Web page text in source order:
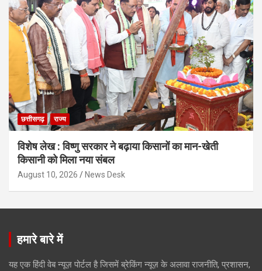
छत्तीसगढ़ राज्य
विशेष लेख : विष्णु सरकार ने बढ़ाया किसानों का मान-खेती
किसानी को मिला नया संबल
August 10, 2026 News Desk
हमारे बारे में
यह एक हिंदी वेब न्यूज़ पोर्टल है जिसमें ब्रेकिंग न्यूज़ के अलावा राजनीति, प्रशासन,